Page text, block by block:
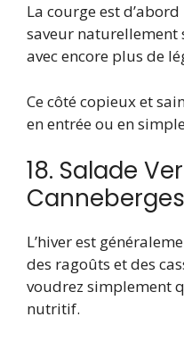
La courge est
saveur naturellement
avec encore plus de
Ce côté copieux et
en entrée ou en
18. Salade
L’hiver est
des ragoûts et des
voudrez simplement
nutritif.